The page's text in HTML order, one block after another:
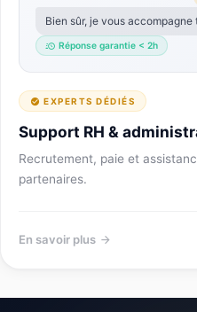
Bien sûr, je vous accompagne
Réponse garantie < 2h
EXPERTS DÉDIÉS
Support RH &
Recrutement, paie et
partenaires.
En savoir plus